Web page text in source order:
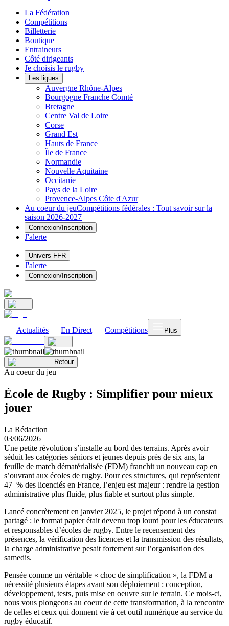
La Fédération
Compétitions
Billetterie
Boutique
Entraineurs
Côté dirigeants
Je choisis le rugby
Les ligues
Auvergne Rhône-Alpes
Bourgogne Franche Comté
Bretagne
Centre Val de Loire
Corse
Grand Est
Hauts de France
Île de France
Normandie
Nouvelle Aquitaine
Occitanie
Pays de la Loire
Provence-Alpes Côte d'Azur
Au coeur du jeuCompétitions fédérales : Tout savoir sur la
saison 2026-2027
Connexion/Inscription
J'alerte
Univers FFR
J'alerte
Connexion/Inscription
Actualités En Direct Compétitions Plus
Retour
Au coeur du jeu
École de Rugby : Simplifier pour mieux
jouer
La Rédaction
03/06/2026
Une petite révolution s’installe au bord des terrains. Après avoir
séduit les catégories séniors et jeunes depuis près de six ans, la
feuille de match dématérialisée (FDM) franchit un nouveau cap en
s’ouvrant aux écoles de rugby. Pour ces structures, qui représentent
47 % des licenciés en France, l’enjeu est majeur : rendre la gestion
administrative plus fluide, plus fiable et surtout plus simple.
Lancé concrètement en janvier 2025, le projet répond à un constat
partagé : le format papier était devenu trop lourd pour les éducateurs
et responsables d’écoles de rugby. Entre le recensement des
présences, la vérification des licences et la transmission des résultats,
la charge administrative pesait fortement sur l’organisation des
samedis.
Pensée comme un véritable « choc de simplification », la FDM a
nécessité plusieurs étapes avant son déploiement : conception,
développement, tests, puis mise en oeuvre sur le terrain. Ce mois-ci,
nous vous plongeons au coeur de cette transformation, à la rencontre
de celles et ceux qui donnent vie à cet outil numérique au service du
rugby éducatif.